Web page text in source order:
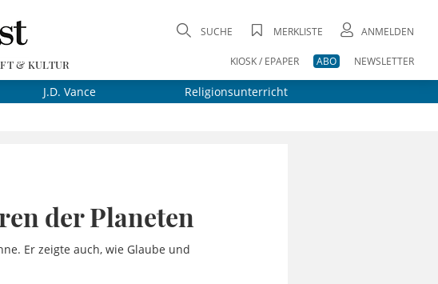
& KULTUR
SUCHE MERKLISTE ANMELDEN
KIOSK / EPAPER ABO NEWSLETTER
J.D. Vance Religionsunterricht
der Planeten
Er zeigte auch, wie Glaube und